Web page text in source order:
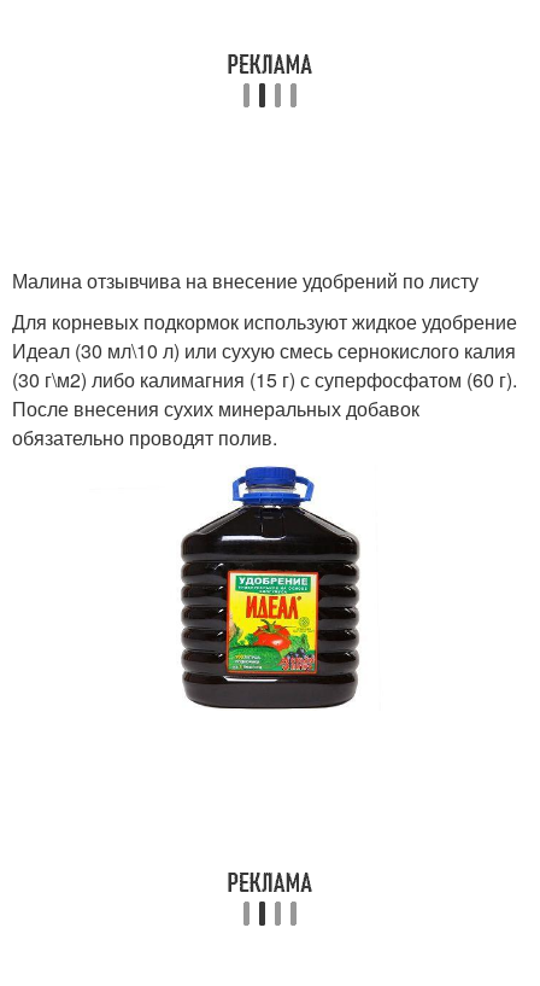
Малина отзывчива на внесение удобрений по листу
Для корневых подкормок используют жидкое удобрение
Идеал (30 мл\10 л) или сухую смесь сернокислого калия
(30 г\м2) либо калимагния (15 г) с суперфосфатом (60 г).
После внесения сухих минеральных добавок
обязательно проводят полив.